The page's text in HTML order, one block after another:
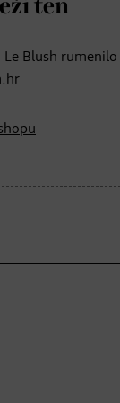
ten
Le Blush rumenilo